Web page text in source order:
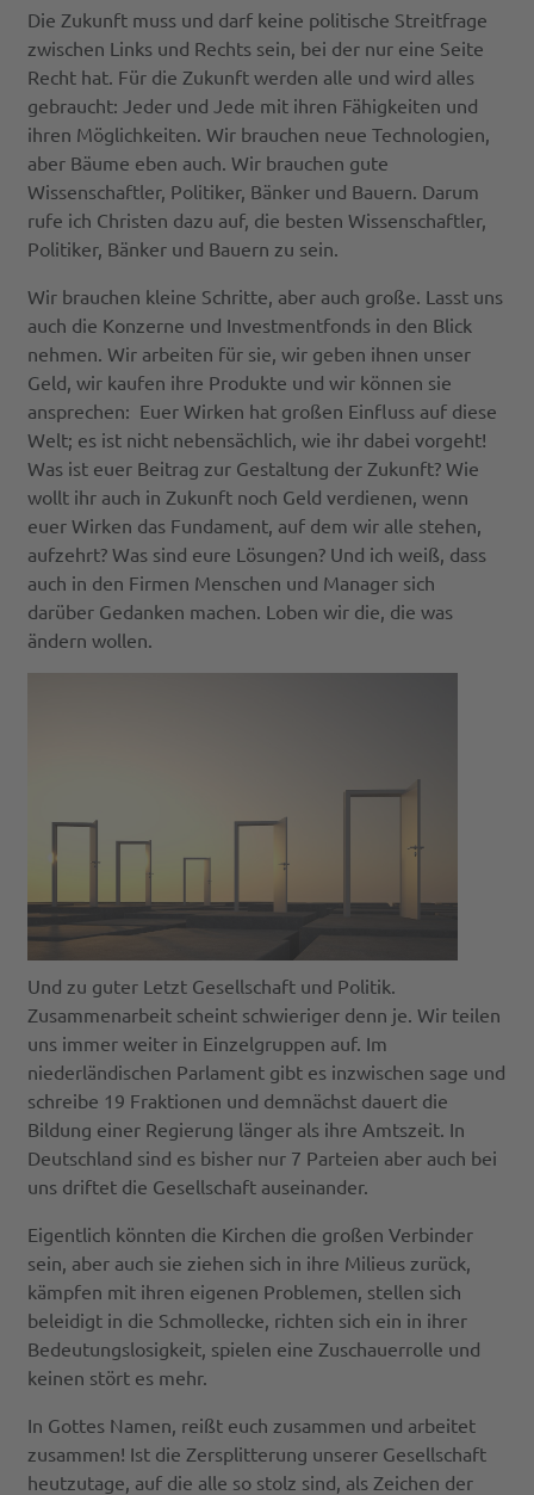
Die Zukunft muss und darf keine politische Streitfrage
zwischen Links und Rechts sein, bei der nur eine Seite
Recht hat. Für die Zukunft werden alle und wird alles
gebraucht: Jeder und Jede mit ihren Fähigkeiten und
ihren Möglichkeiten. Wir brauchen neue Technologien,
aber Bäume eben auch. Wir brauchen gute
Wissenschaftler, Politiker, Bänker und Bauern. Darum
rufe ich Christen dazu auf, die besten Wissenschaftler,
Politiker, Bänker und Bauern zu sein.
Wir brauchen kleine Schritte, aber auch große. Lasst uns
auch die Konzerne und Investmentfonds in den Blick
nehmen. Wir arbeiten für sie, wir geben ihnen unser
Geld, wir kaufen ihre Produkte und wir können sie
ansprechen: Euer Wirken hat großen Einfluss auf diese
Welt; es ist nicht nebensächlich, wie ihr dabei vorgeht!
Was ist euer Beitrag zur Gestaltung der Zukunft? Wie
wollt ihr auch in Zukunft noch Geld verdienen, wenn
euer Wirken das Fundament, auf dem wir alle stehen,
aufzehrt? Was sind eure Lösungen? Und ich weiß, dass
auch in den Firmen Menschen und Manager sich
darüber Gedanken machen. Loben wir die, die was
ändern wollen.
Und zu guter Letzt Gesellschaft und Politik.
Zusammenarbeit scheint schwieriger denn je. Wir teilen
uns immer weiter in Einzelgruppen auf. Im
niederländischen Parlament gibt es inzwischen sage und
schreibe 19 Fraktionen und demnächst dauert die
Bildung einer Regierung länger als ihre Amtszeit. In
Deutschland sind es bisher nur 7 Parteien aber auch bei
uns driftet die Gesellschaft auseinander.
Eigentlich könnten die Kirchen die großen Verbinder
sein, aber auch sie ziehen sich in ihre Milieus zurück,
kämpfen mit ihren eigenen Problemen, stellen sich
beleidigt in die Schmollecke, richten sich ein in ihrer
Bedeutungslosigkeit, spielen eine Zuschauerrolle und
keinen stört es mehr.
In Gottes Namen, reißt euch zusammen und arbeitet
zusammen! Ist die Zersplitterung unserer Gesellschaft
heutzutage, auf die alle so stolz sind, als Zeichen der